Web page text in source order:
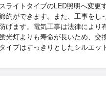
ライトタイプのLED照明へ変更
約ができます。また、工事をし
げます。電気工事は法律により
光灯よりも寿命が長いため、交
イプはすっきりとしたシルエッ